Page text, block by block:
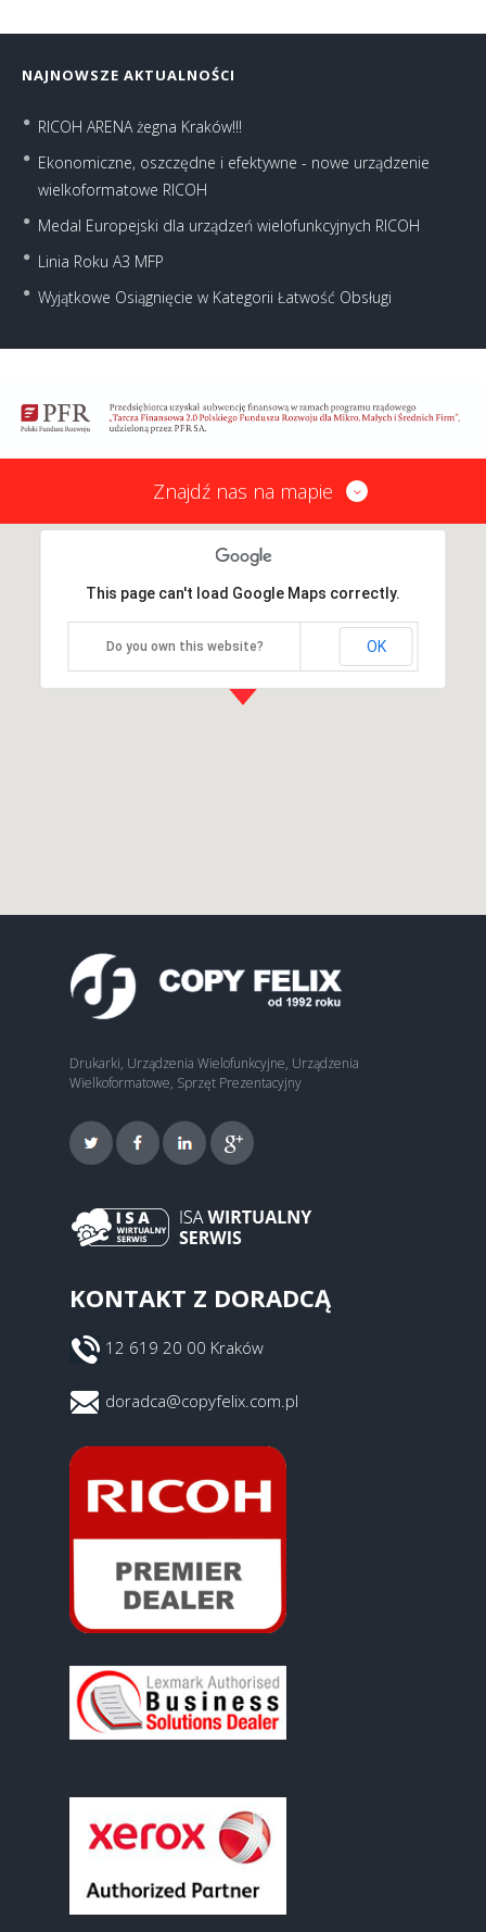
NAJNOWSZE AKTUALNOŚCI
RICOH ARENA żegna Kraków!!!
Ekonomiczne, oszczędne i efektywne - nowe urządzenie
wielkoformatowe RICOH
Medal Europejski dla urządzeń wielofunkcyjnych RICOH
Linia Roku A3 MFP
Wyjątkowe Osiągnięcie w Kategorii Łatwość Obsługi
Znajdź nas na mapie
This page can't load Google Maps correctly.
Do you own this website? OK
Drukarki, Urządzenia Wielofunkcyjne, Urządzenia
Wielkoformatowe, Sprzęt Prezentacyjny
KONTAKT Z DORADCĄ
12 619 20 00 Kraków
doradca@copyfelix.com.pl